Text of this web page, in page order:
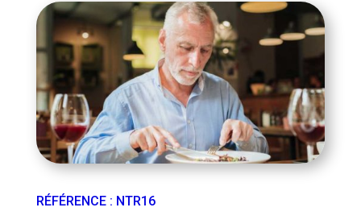
RÉFÉRENCE: NTR16